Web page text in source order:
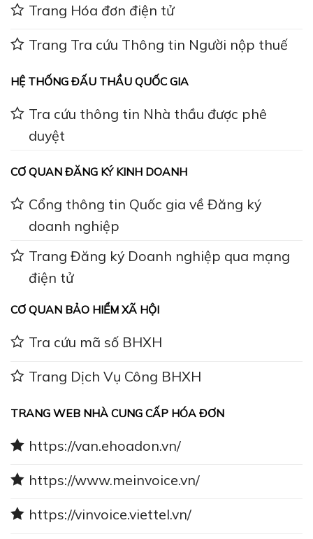
Trang Hóa đơn điện tử
Trang Tra cứu Thông tin Người nộp thuế
HỆ THỐNG ĐẤU THẦU QUỐC GIA
Tra cứu thông tin Nhà thầu được phê
duyệt
CƠ QUAN ĐĂNG KÝ KINH DOANH
Cổng thông tin Quốc gia về Đăng ký
doanh nghiệp
Trang Đăng ký Doanh nghiệp qua mạng
điện tử
CƠ QUAN BẢO HIỂM XÃ HỘI
Tra cứu mã số BHXH
Trang Dịch Vụ Công BHXH
TRANG WEB NHÀ CUNG CẤP HÓA ĐƠN
https://van.ehoadon.vn/
https://www.meinvoice.vn/
https://vinvoice.viettel.vn/